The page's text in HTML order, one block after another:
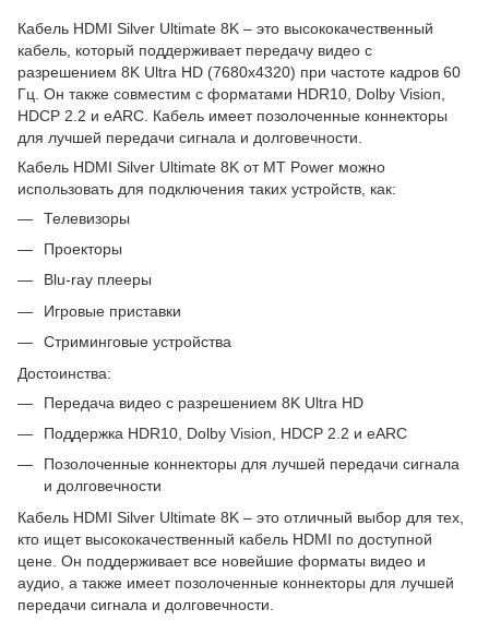
Кабель HDMI Silver Ultimate 8K – это высококачественный
кабель, который поддерживает передачу видео с
разрешением 8K Ultra HD (7680x4320) при частоте кадров 60
Гц. Он также совместим с форматами HDR10, Dolby Vision,
HDCP 2.2 и eARC. Кабель имеет позолоченные коннекторы
для лучшей передачи сигнала и долговечности.
Кабель HDMI Silver Ultimate 8K от MT Power можно
использовать для подключения таких устройств, как:
Телевизоры
Проекторы
Blu-ray плееры
Игровые приставки
Стриминговые устройства
Достоинства:
Передача видео с разрешением 8K Ultra HD
Поддержка HDR10, Dolby Vision, HDCP 2.2 и eARC
Позолоченные коннекторы для лучшей передачи сигнала
и долговечности
Кабель HDMI Silver Ultimate 8K – это отличный выбор для тех,
кто ищет высококачественный кабель HDMI по доступной
цене. Он поддерживает все новейшие форматы видео и
аудио, а также имеет позолоченные коннекторы для лучшей
передачи сигнала и долговечности.